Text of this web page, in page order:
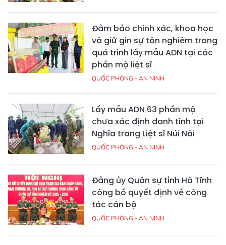
Đảm bảo chính xác, khoa học
và giữ gìn sự tôn nghiêm trong
quá trình lấy mẫu ADN tại các
phần mộ liệt sĩ
QUỐC PHÒNG - AN NINH
Lấy mẫu ADN 63 phần mộ
chưa xác định danh tính tại
Nghĩa trang Liệt sĩ Núi Nài
QUỐC PHÒNG - AN NINH
Đảng ủy Quân sự tỉnh Hà Tĩnh
công bố quyết định về công
tác cán bộ
QUỐC PHÒNG - AN NINH